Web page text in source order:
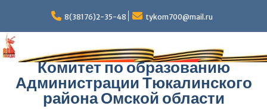
содержимому
8(38176)2-35-48 tykom700@mail.ru
Комитет по образованию
Администрации Тюкалинского
района Омской области